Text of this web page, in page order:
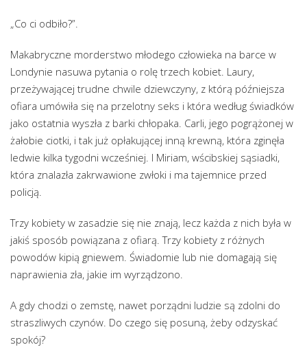
„Co ci odbiło?”.
Makabryczne morderstwo młodego człowieka na barce w
Londynie nasuwa pytania o rolę trzech kobiet. Laury,
przeżywającej trudne chwile dziewczyny, z którą późniejsza
ofiara umówiła się na przelotny seks i która według świadków
jako ostatnia wyszła z barki chłopaka. Carli, jego pogrążonej w
żałobie ciotki, i tak już opłakującej inną krewną, która zginęła
ledwie kilka tygodni wcześniej. I Miriam, wścibskiej sąsiadki,
która znalazła zakrwawione zwłoki i ma tajemnice przed
policją.
Trzy kobiety w zasadzie się nie znają, lecz każda z nich była w
jakiś sposób powiązana z ofiarą. Trzy kobiety z różnych
powodów kipią gniewem. Świadomie lub nie domagają się
naprawienia zła, jakie im wyrządzono.
A gdy chodzi o zemstę, nawet porządni ludzie są zdolni do
straszliwych czynów. Do czego się posuną, żeby odzyskać
spokój?